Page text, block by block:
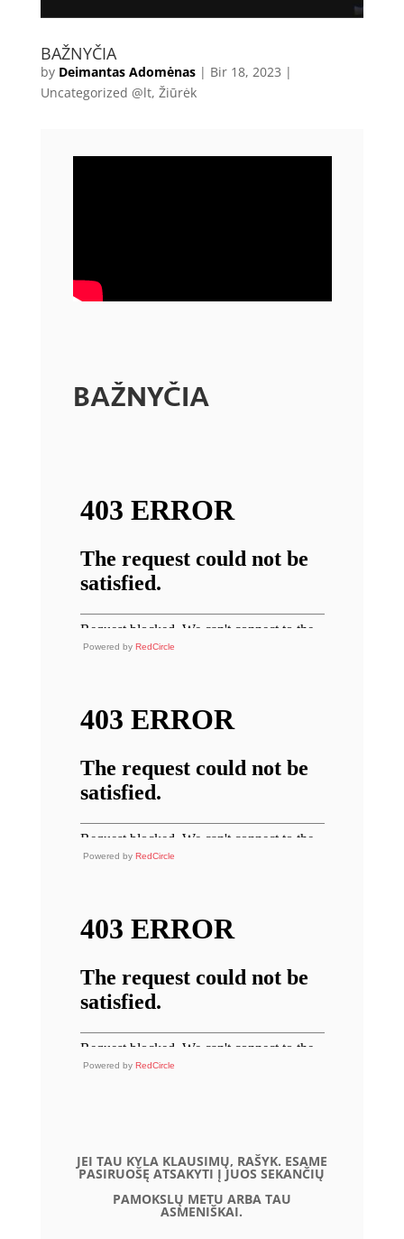
BAŽNYČIA
by Deimantas Adomėnas| Bir 18, 2023 |
Uncategorized @lt, Žiūrėk
BAŽNYČIA
Powered by RedCircle
Powered by RedCircle
Powered by RedCircle
JEI TAU KYLA KLAUSIMŲ, RAŠYK. ESAME
PASIRUOŠĘ ATSAKYTI Į JUOS SEKANČIŲ
PAMOKSLŲ METU ARBA TAU
ASMENIŠKAI.